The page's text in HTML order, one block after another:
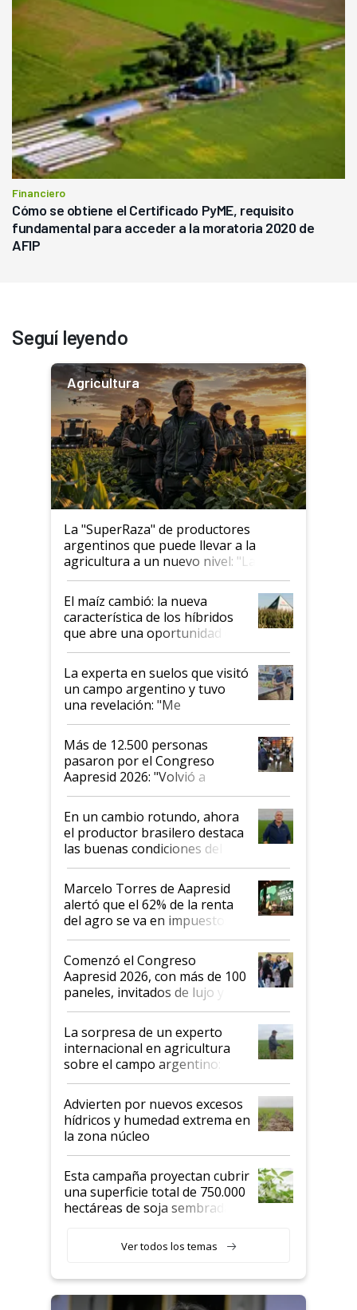
Financiero
Cómo se obtiene el Certificado PyME, requisito
fundamental para acceder a la moratoria 2020 de
AFIP
Seguí leyendo
Agricultura
La "SuperRaza" de productores
argentinos que puede llevar a la
agricultura a un nuevo nivel: "Las
posibilidades de crecimiento son
infinitas"
El maíz cambió: la nueva
característica de los híbridos
que abre una oportunidad en
el lote
La experta en suelos que visitó
un campo argentino y tuvo
una revelación: "Me
impresionó mucho"
Más de 12.500 personas
pasaron por el Congreso
Aapresid 2026: "Volvió a
demostrar que hablar del
suelo es hablar de todo el
sistema productivo"
En un cambio rotundo, ahora
el productor brasilero destaca
las buenas condiciones del
agro argentino para invertir:
"Los veo más motivados"
Marcelo Torres de Aapresid
alertó que el 62% de la renta
del agro se va en impuestos:
"No es bueno que en
Argentina se sigan discutiendo
las mismas cosas de hace 50
años"
Comenzó el Congreso
Aapresid 2026, con más de 100
paneles, invitados de lujo y
todas las tendencias
La sorpresa de un experto
internacional en agricultura
sobre el campo argentino:
"Estoy muy impresionado"
Advierten por nuevos excesos
hídricos y humedad extrema en
la zona núcleo
Esta campaña proyectan cubrir
una superficie total de 750.000
hectáreas de soja sembradas
variedades que marcan un
salto tecnológico en genética y
Ver todos los temas